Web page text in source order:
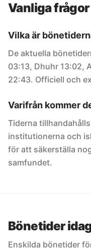
Vanliga frågor
Vilka är
De aktuella
03:13, Dhuhr 13:02,
22:43. Officiell och
Varifrån kommer
Tiderna
institutionerna och
för att säkerställa
samfundet.
Bönetider
Enskilda bönetider